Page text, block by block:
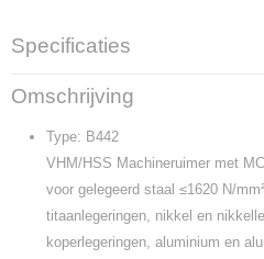
Specificaties
Productcode
B442
Omschrijving
Type: B442
VHM/HSS Machineruimer met
voor gelegeerd staal ≤1620 N/
titaanlegeringen, nikkel en
koperlegeringen, aluminium en